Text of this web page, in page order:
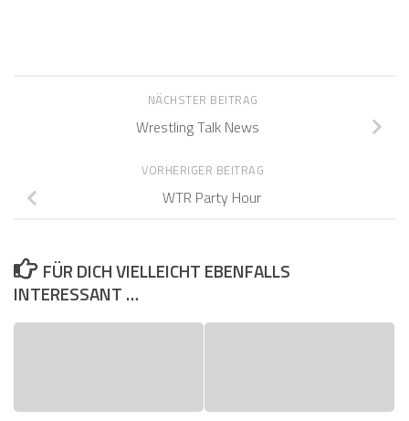
NÄCHSTER BEITRAG
Wrestling Talk News
VORHERIGER BEITRAG
WTR Party Hour
FÜR DICH VIELLEICHT EBENFALLS
INTERESSANT …